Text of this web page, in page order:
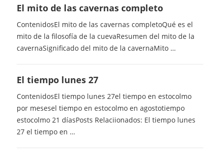
El mito de las cavernas completo
ContenidosEl mito de las cavernas completoQué es el
mito de la filosofía de la cuevaResumen del mito de la
cavernaSignificado del mito de la cavernaMito …
El tiempo lunes 27
ContenidosEl tiempo lunes 27el tiempo en estocolmo
por mesesel tiempo en estocolmo en agostotiempo
estocolmo 21 díasPosts Relaciionados: El tiempo lunes
27 el tiempo en …